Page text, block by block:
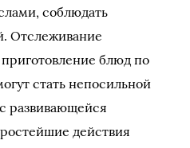
соблюдать
Отслеживание
блюд по
стать непосильной
развивающейся
действия